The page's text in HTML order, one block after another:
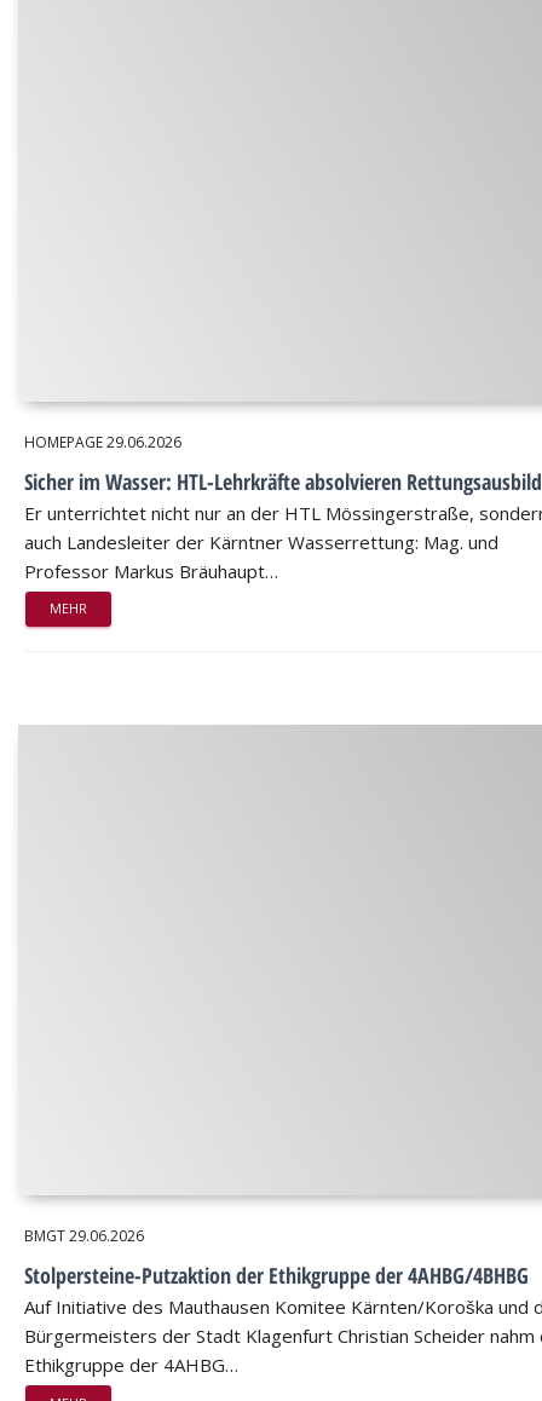
HOMEPAGE29.06.2026
Sicher im Wasser: HTL-Lehrkräfte absolvieren
Er unterrichtet nicht nur an der HTL Mössingerstraße,
auch Landesleiter der Kärntner Wasserrettung: Mag. und
Professor Markus Bräuhaupt…
MEHR
BMGT29.06.2026
Stolpersteine-Putzaktion der Ethikgruppe der 4AHBG/4BHBG
Auf Initiative des Mauthausen Komitee Kärnten/Koroška und
Bürgermeisters der Stadt Klagenfurt Christian Scheider nahm
Ethikgruppe der 4AHBG…